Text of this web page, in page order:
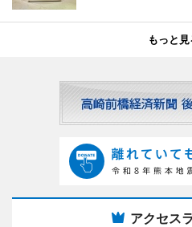
もっと見
アクセス